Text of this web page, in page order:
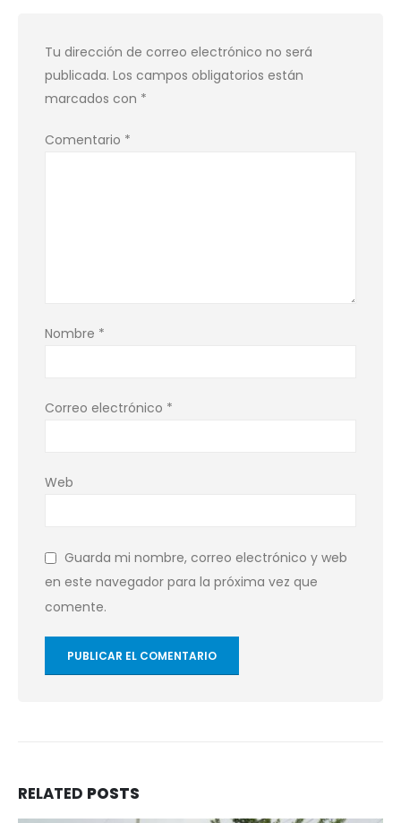
Tu dirección de correo electrónico no será
publicada. Los campos obligatorios están
marcados con *
Comentario *
Nombre *
Correo electrónico *
Web
Guarda mi nombre, correo electrónico y web
en este navegador para la próxima vez que
comente.
RELATED POSTS